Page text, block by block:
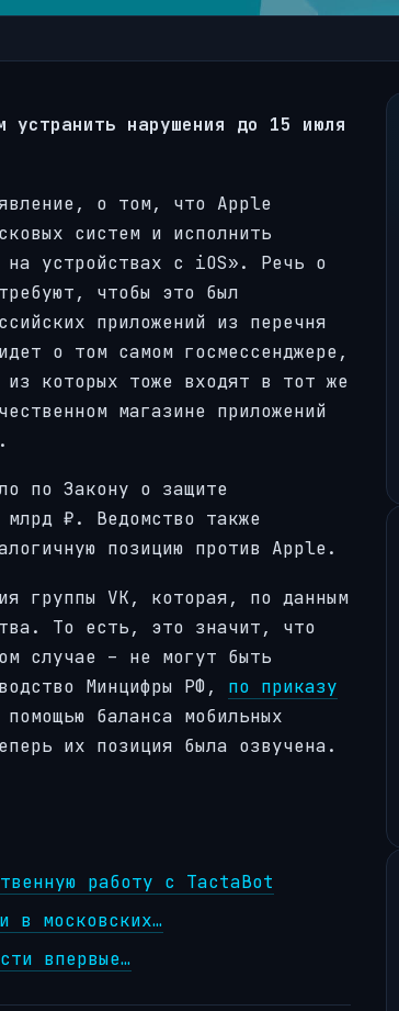
устранить нарушения до 15 июля
о том, что Apple
систем и исполнить
на устройствах с iOS». Речь о
чтобы это был
приложений из перечня
о том самом госмессенджере,
которых тоже входят в тот же
магазине приложений
по Закону о защите
₽. Ведомство также
позицию против Apple.
группы VK, которая, по данным
То есть, это значит, что
случае – не могут быть
Минцифры РФ, по приказу
баланса мобильных
их позиция была озвучена.
работу с TactaBot
в московских…
впервые…